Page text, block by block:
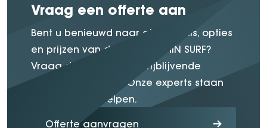
Vraag een offerte aan
Bent u benieuwd naar alle details, opties
en prijzen van de BYD DOLPHIN SURF?
Vraag dan direct een vrijblijvende
offerte bij ons aan. Onze experts staan
klaar om u te helpen.
Offerte aanvragen